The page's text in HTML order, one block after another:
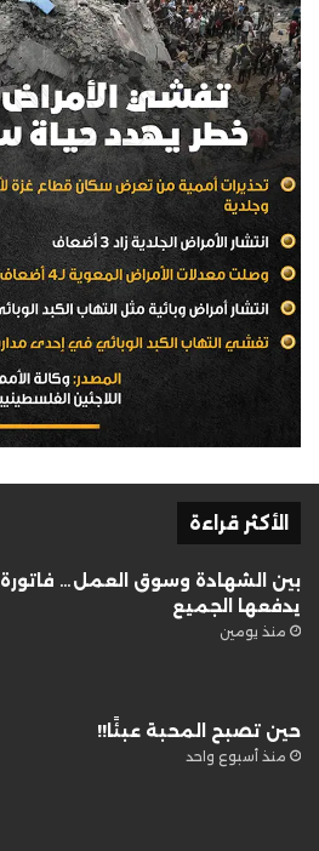
الأكثر قراءة
بين الشهادة وسوق العمل… فاتورة
يدفعها الجميع
منذ يومين
حين تصبح المحبة عبئًا!!
منذ أسبوع واحد